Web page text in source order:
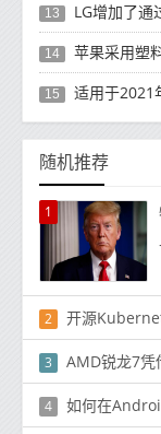
13 LG增加了
14 苹果采用塑
15 适用于2021
随机推荐
1
2 开源
3 AMD锐龙7凭
4 如何在